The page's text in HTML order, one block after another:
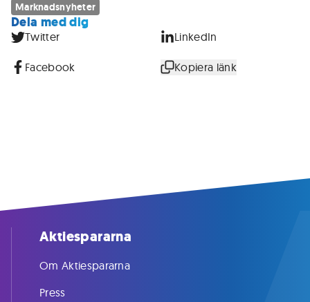
Marknadsnyheter
Dela med dig
Twitter LinkedIn
Facebook Kopiera länk
Aktiespararna
Om Aktiespararna
Press